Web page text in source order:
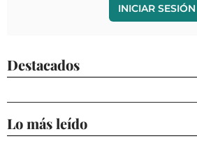
INICIAR SESIÓN
Destacados
Lo más leído